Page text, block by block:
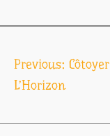
Navigation
de
Previous: Côtoyer
L’Horizon